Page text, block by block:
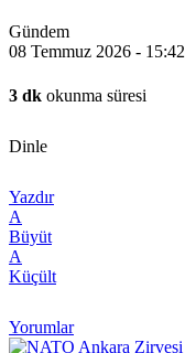
Gündem
08 Temmuz 2026 - 15:42
3 dk okunma süresi
Dinle
Yazdır
A
Büyüt
A
Küçült
Yorumlar